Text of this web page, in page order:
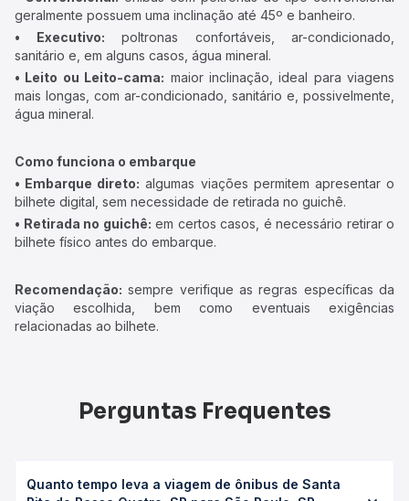
geralmente possuem uma inclinação até 45º e banheiro.
• Executivo: poltronas confortáveis, ar-condicionado,
sanitário e, em alguns casos, água mineral.
• Leito ou Leito-cama: maior inclinação, ideal para viagens
mais longas, com ar-condicionado, sanitário e, possivelmente,
água mineral.
Como funciona o embarque
• Embarque direto: algumas viações permitem apresentar o
bilhete digital, sem necessidade de retirada no guichê.
• Retirada no guichê: em certos casos, é necessário retirar o
bilhete físico antes do embarque.
Recomendação: sempre verifique as regras específicas da
viação escolhida, bem como eventuais exigências
relacionadas ao bilhete.
Perguntas Frequentes
Quanto tempo leva a viagem de ônibus de Santa